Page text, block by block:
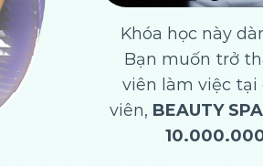
Khóa học này
Bạn muốn trở
viên làm việc
viên, BEAUTY SPA